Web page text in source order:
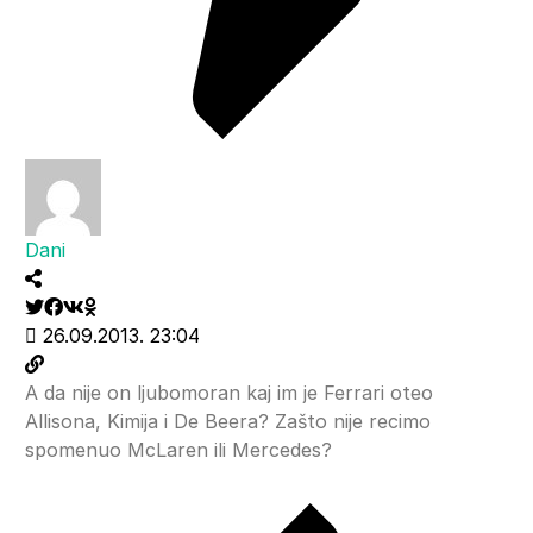
Dani
26.09.2013. 23:04
A da nije on ljubomoran kaj im je Ferrari oteo
Allisona, Kimija i De Beera? Zašto nije recimo
spomenuo McLaren ili Mercedes?